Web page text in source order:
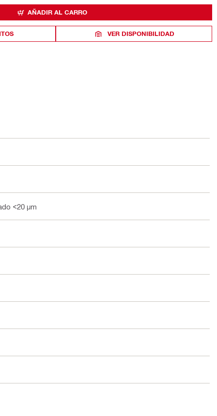
AÑADIR AL CARRO
VER DISPONIBILIDAD
<20 µm